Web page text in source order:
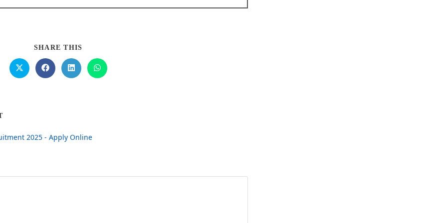
SHARE THIS
2025 - Apply Online